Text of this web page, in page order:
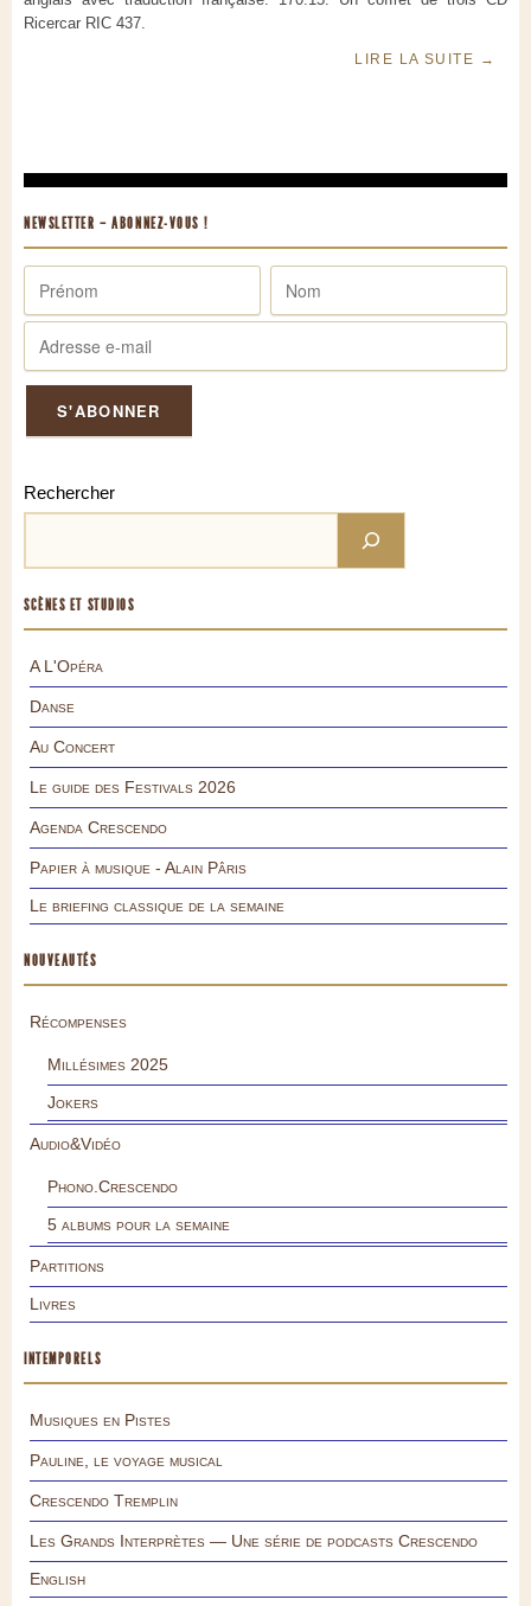
Ricercar RIC 437.
LIRE LA SUITE →
NEWSLETTER – ABONNEZ-VOUS !
Rechercher
SCÈNES ET STUDIOS
A L'Opéra
Danse
Au Concert
Le guide des Festivals 2026
Agenda Crescendo
Papier à musique - Alain Pâris
Le briefing classique de la semaine
NOUVEAUTÉS
Récompenses
Millésimes 2025
Jokers
Audio&Vidéo
Phono.Crescendo
5 albums pour la semaine
Partitions
Livres
INTEMPORELS
Musiques en Pistes
Pauline, le voyage musical
Crescendo Tremplin
Les Grands Interprètes — Une série de podcasts Crescendo
English